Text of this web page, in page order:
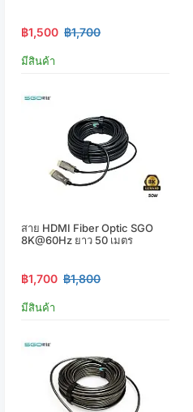
฿1,500 ฿1,700
มีสินค้า
สาย HDMI Fiber Optic SGO
8K@60Hz ยาว 50 เมตร
฿1,700 ฿1,800
มีสินค้า